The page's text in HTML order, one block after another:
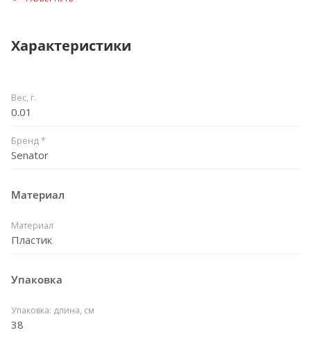
Характеристики
Вес, г.
0.01
Бренд *
Senator
Материал
Материал
Пластик
Упаковка
Упаковка: длина, см
38